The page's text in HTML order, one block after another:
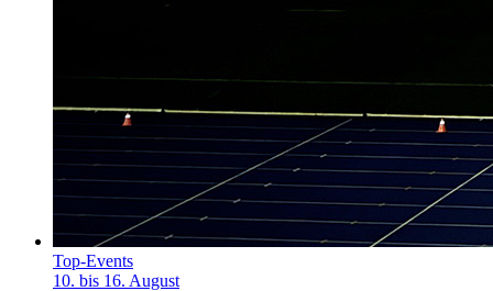
Top-Events
10. bis 16. August